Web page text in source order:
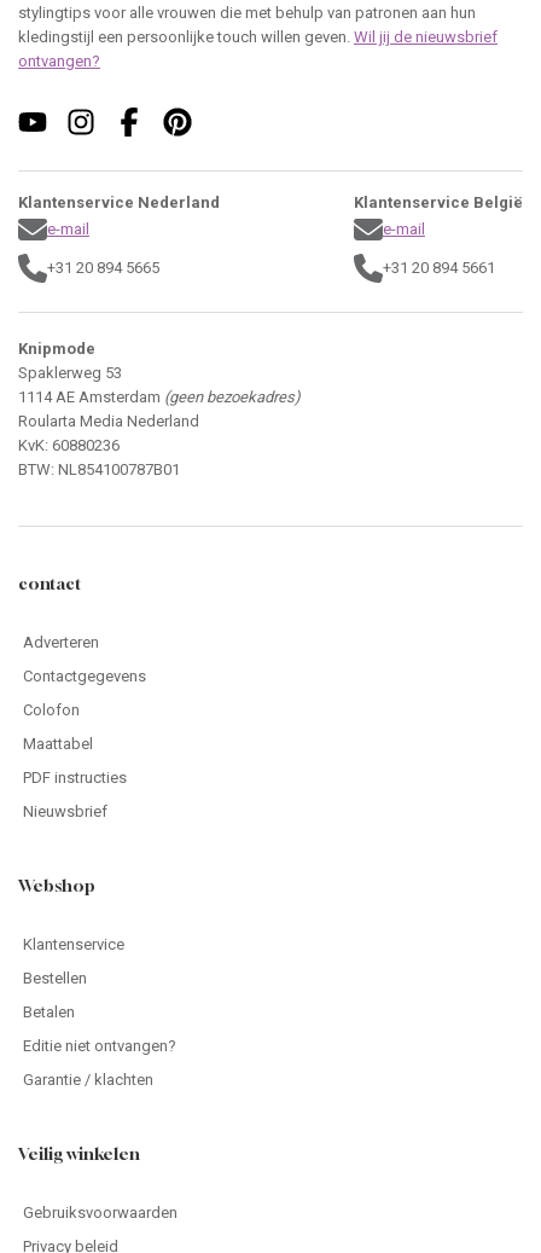
stylingtips voor alle vrouwen die met behulp van patronen aan hun
kledingstijl een persoonlijke touch willen geven. Wil jij de nieuwsbrief
ontvangen?
Klantenservice Nederland
e-mail
+31 20 894 5665
Klantenservice België
e-mail
+31 20 894 5661
Knipmode
Spaklerweg 53
1114 AE Amsterdam (geen bezoekadres)
Roularta Media Nederland
KvK: 60880236
BTW: NL854100787B01
contact
Adverteren
Contactgegevens
Colofon
Maattabel
PDF instructies
Nieuwsbrief
Webshop
Klantenservice
Bestellen
Betalen
Editie niet ontvangen?
Garantie / klachten
Veilig winkelen
Gebruiksvoorwaarden
Privacy beleid